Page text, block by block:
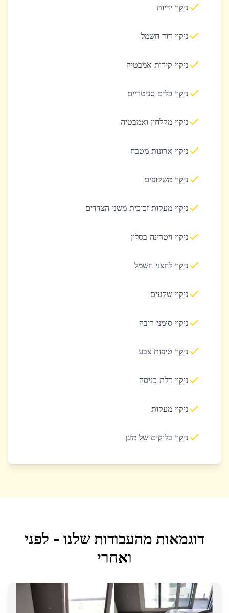
ניקוי ידיות
ניקוי דוד חשמל
ניקוי קירות אמבטיה
ניקוי כלים סניטריים
ניקוי מקלחון ואמבטיה
ניקוי ארונות מטבח
ניקוי משקופים
ניקוי מעקות זכוכית משני הצדדים
ניקוי ויטרינה בסלון
ניקוי לחצני חשמל
ניקוי שקעים
ניקוי סימני רובה
ניקוי טיפות צבע
ניקוי דלת כניסה
ניקוי מעקות
ניקוי בלוקים של מזגן
דוגמאות מהעבודות שלנו - לפני
ואחרי